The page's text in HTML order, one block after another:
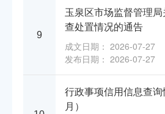
9
玉泉区市场监督管理
查处置情况的通告
成文日期： 2026-07-27
发布日期： 2026-07-27
行政事项信用信息查
月）